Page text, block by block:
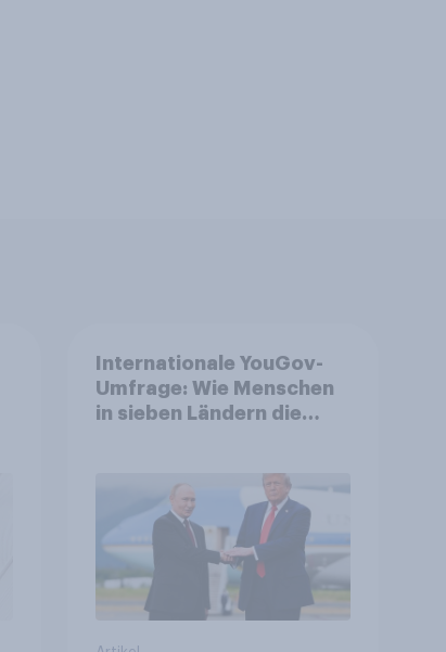
Internationale YouGov-
Umfrage: Wie Menschen
in sieben Ländern die
Bedrohungen und
Bündnisse bewerten